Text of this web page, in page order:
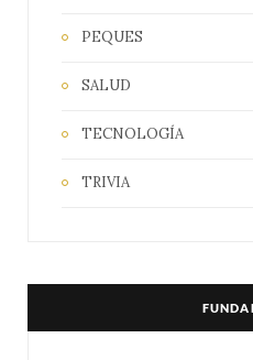
PEQUES
SALUD
TECNOLOGÍA
TRIVIA